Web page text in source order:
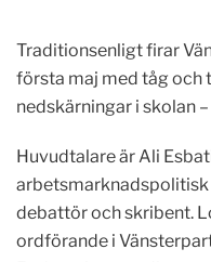
Traditionsenligt firar
första maj med tåg och
nedskärningar i skolan
Huvudtalare är Ali
arbetsmarknadspolitisk
debattör och skribent.
ordförande i